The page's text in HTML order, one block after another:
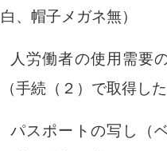
白、帽子メガネ無）
人労働者の使用需要
（手続（２）で取得した
パスポートの写し（